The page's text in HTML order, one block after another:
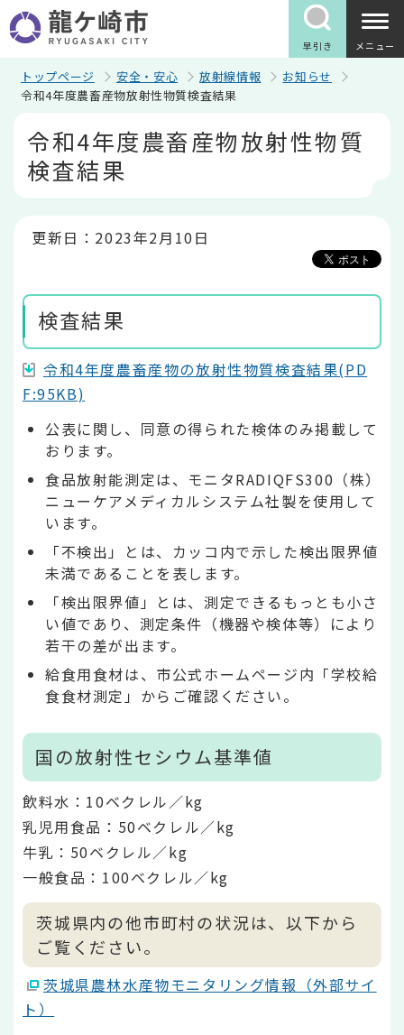
の
ペ
早引き メニュー
トップページ 安全・安心 放射線情報
お知らせ
令和4年度農畜産物放射性物質検査結果
令和4年度農畜産物放射性物質
検査結果
更新日：2023年2月10日
検査結果
令和4年度農畜産物の放射性物質検査結果(PD
F:95KB)
公表に関し、同意の得られた検体のみ掲載して
おります。
食品放射能測定は、モニタRADIQFS300（株）
ニューケアメディカルシステム社製を使用して
います。
「不検出」とは、カッコ内で示した検出限界値
未満であることを表します。
「検出限界値」とは、測定できるもっとも小さ
い値であり、測定条件（機器や検体等）により
若干の差が出ます。
給食用食材は、市公式ホームページ内「学校給
食食材測定」からご確認ください。
国の放射性セシウム基準値
飲料水：10ベクレル／kg
乳児用食品：50ベクレル／kg
牛乳：50ベクレル／kg
一般食品：100ベクレル／kg
茨城県内の他市町村の状況は、以下から
ご覧ください。
茨城県農林水産物モニタリング情報（外部サイ
ト）